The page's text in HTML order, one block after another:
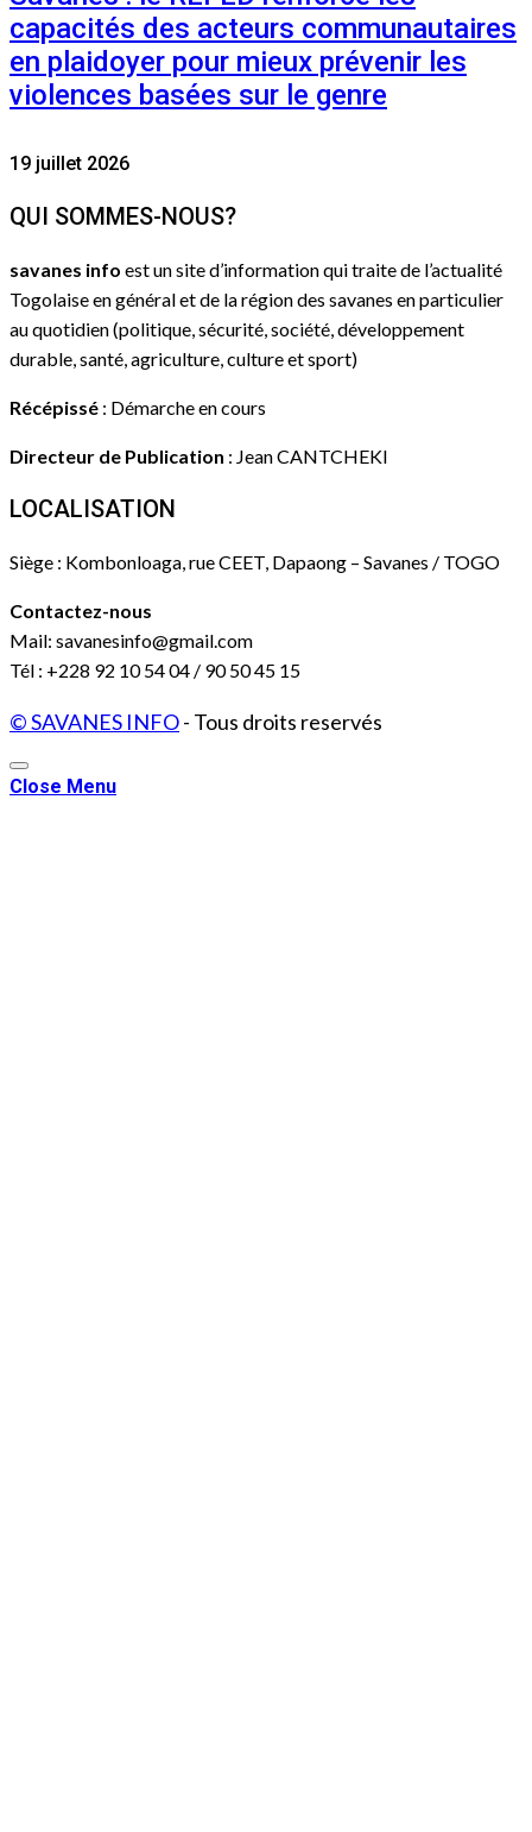
capacités des acteurs communautaires
en plaidoyer pour mieux prévenir les
violences basées sur le genre
19 juillet 2026
QUI SOMMES-NOUS?
savanes info est un site d’information qui traite de l’actualité
Togolaise en général et de la région des savanes en particulier
au quotidien (politique, sécurité, société, développement
durable, santé, agriculture, culture et sport)
Récépissé : Démarche en cours
Directeur de Publication : Jean CANTCHEKI
LOCALISATION
Siège : Kombonloaga, rue CEET, Dapaong – Savanes / TOGO
Contactez-nous
Mail: savanesinfo@gmail.com
Tél : +228 92 10 54 04 / 90 50 45 15
© SAVANES INFO- Tous droits reservés
Close Menu